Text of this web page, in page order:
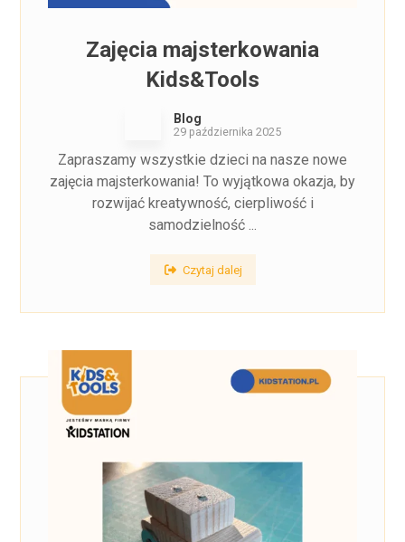
Zajęcia majsterkowania
Kids&Tools
Blog
29 października 2025
Zapraszamy wszystkie dzieci na nasze nowe
zajęcia majsterkowania! To wyjątkowa okazja, by
rozwijać kreatywność, cierpliwość i
samodzielność ...
Czytaj dalej